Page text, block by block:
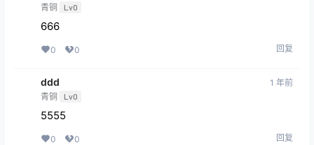
青铜 Lv0
666
0 0 回复
ddd
青铜 Lv0
1 年前
5555
0 0 回复